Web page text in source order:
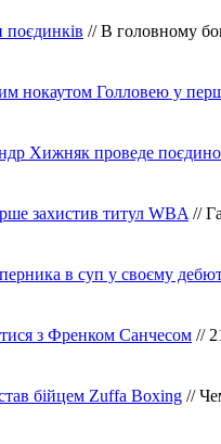
поєдинків // В головному
нокаутом Голловею у
Хижняк проведе
захистив титул WBA //
в суп у своєму
з Френком Санчесом //
бійцем Zuffa Boxing //